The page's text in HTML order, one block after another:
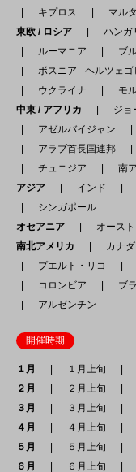
キプロス
マル
東欧 / ロシア
ハンガ
ルーマニア
ブ
ボスニア - ヘルツェ
ウクライナ
モ
中東 / アフリカ
ジョ
アゼルバイジャン
アラブ首長国連邦
チュニジア
南
アジア
インド
シンガポール
オセアニア
オース
南北アメリカ
カナ
プエルト・リコ
コロンビア
ブ
アルゼンチン
開催時期
１月 １月上旬
２月
２月上旬
３月
３月上旬
４月
４月上旬
５月
５月上旬
６月
６月上旬